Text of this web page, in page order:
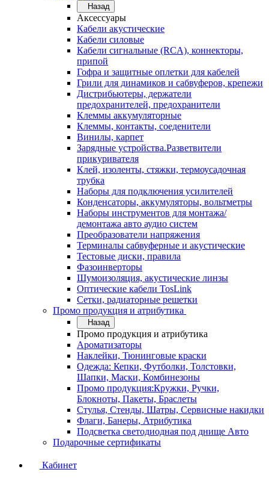
Назад
Аксессуары
Кабели акустические
Кабели силовые
Кабели сигнальные (RCA), коннекторы,
припой
Гофра и защитные оплетки для кабелей
Грили для динамиков и сабвуферов, крепежи
Дистрибьютеры, держатели
предохранителей, предохранители
Клеммы аккумуляторные
Клеммы, контакты, соеденители
Винилы, карпет
Зарядные устройства.Разветвители
прикуривателя
Клей, изоленты, стяжки, термоусадочная
трубка
Наборы для подключения усилителей
Конденсаторы, аккумуляторы, вольтметры
Наборы инструментов для монтажа/
демонтажа авто аудио систем
Преобразователи напряжения
Терминалы сабвуферные и акустические
Тестовые диски, правила
Фазоинверторы
Шумоизоляция, акустические линзы
Оптические кабели TosLink
Сетки, радиаторные решетки
Промо продукция и атрибутика
Назад
Промо продукция и атрибутика
Ароматизаторы
Наклейки, Тюнинговые краски
Одежда: Кепки, Футболки, Толстовки,
Шапки, Маски, Комбинезоны
Промо продукция:Кружки, Ручки,
Блокноты, Пакеты, Браслеты
Стулья, Стенды, Шатры, Сервисные накидки
Флаги, Банеры, Атрибутика
Подсветка светодиодная под днище Авто
Подарочные сертификаты
Кабинет